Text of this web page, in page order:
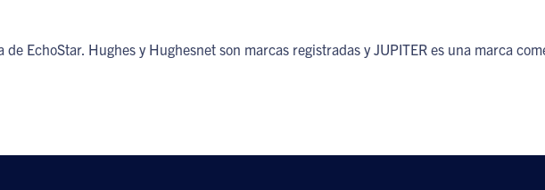
EchoStar. Hughes y Hughesnet son marcas registradas y JUPITER es una marca